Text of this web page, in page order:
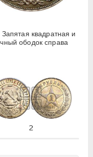
квадратная и
ободок справа
2